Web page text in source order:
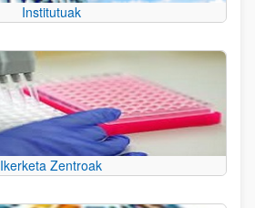
Institutuak
Ikerketa Zentroak